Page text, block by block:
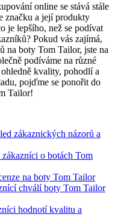
online se stává stále
značku a její produkty
je ‍lepšího, než ​se​ podívat
​Pokud ⁣vás zajímá,⁣
na boty Tom Tailor, jste na
podíváme⁤ na různé
‌kvality, pohodlí a
pojďme se‌ ponořit do
Tailor!
zákaznických názorů a
‍o ⁢botách ‍Tom‍
na ⁤boty Tom Tailor
chválí boty Tom ​Tailor
hodnotí kvalitu a